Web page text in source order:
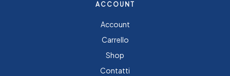
ACCOUNT
Account
Carrello
Shop
Contatti